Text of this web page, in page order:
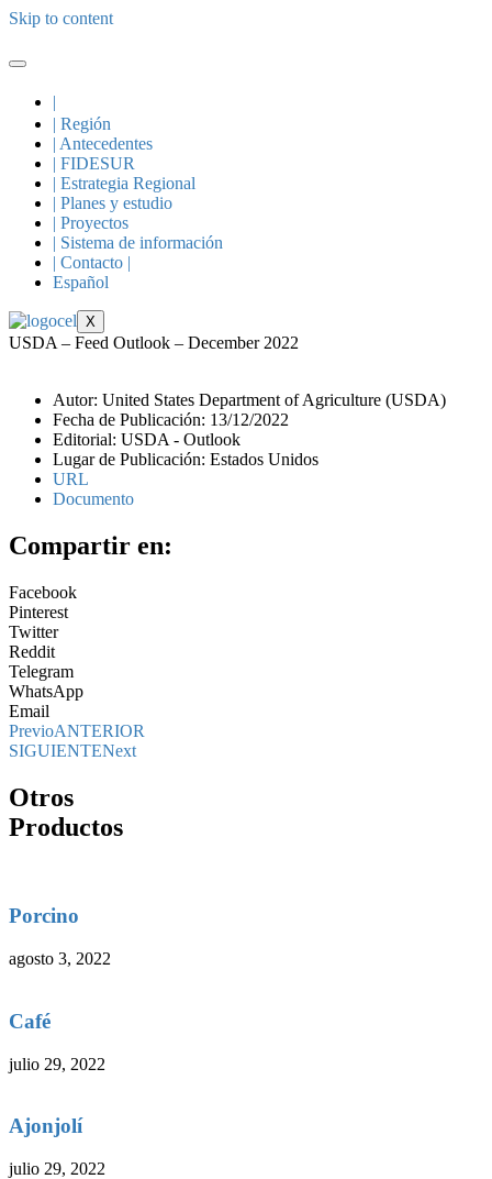
Skip to content
|
| Región
| Antecedentes
| FIDESUR
| Estrategia Regional
| Planes y estudio
| Proyectos
| Sistema de información
| Contacto |
Español
X
USDA – Feed Outlook – December 2022
Autor: United States Department of Agriculture (USDA)
Fecha de Publicación: 13/12/2022
Editorial: USDA - Outlook
Lugar de Publicación: Estados Unidos
URL
Documento
Compartir en:
Facebook
Pinterest
Twitter
Reddit
Telegram
WhatsApp
Email
PrevioANTERIOR
SIGUIENTENext
Otros
Productos
Porcino
agosto 3, 2022
Café
julio 29, 2022
Ajonjolí
julio 29, 2022